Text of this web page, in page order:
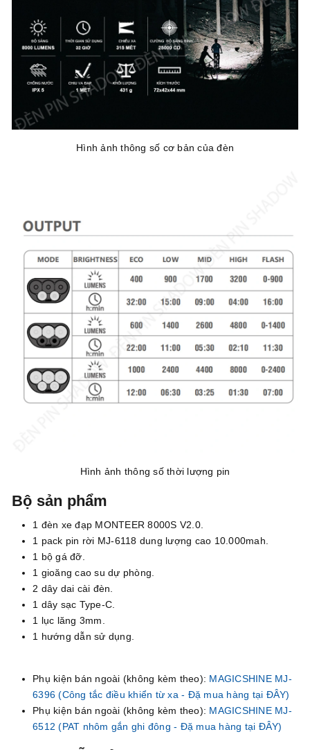
Hình ảnh thông số cơ bản của đèn
Hình ảnh thông số thời lượng pin
Bộ sản phẩm
1 đèn xe đạp MONTEER 8000S V2.0.
1 pack pin rời MJ-6118 dung lượng cao 10.000mah.
1 bộ gá đỡ.
1 gioăng cao su dự phòng.
2 dây dai cài đèn.
1 dây sạc Type-C.
1 lục lăng 3mm.
1 hướng dẫn sử dụng.
Phụ kiện bán ngoài (không kèm theo): MAGICSHINE MJ-
6396 (Công tắc điều khiển từ xa - Đặ mua hàng tại ĐÂY)
Phụ kiện bán ngoài (không kèm theo): MAGICSHINE MJ-
6512 (PAT nhôm gắn ghi đông - Đặ mua hàng tại ĐÂY)